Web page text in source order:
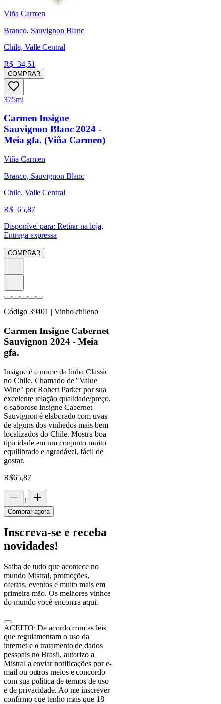
Viña Carmen
Branco, Sauvignon Blanc
Chile, Valle Central
R$ 34,51
COMPRAR
375ml
Carmen Insigne
Sauvignon Blanc 2024 -
Meia gfa. (Viña Carmen)
Viña Carmen
Branco, Sauvignon Blanc
Chile, Valle Central
R$ 65,87
Disponível para: Retirar na loja,
Entrega expressa
COMPRAR
Código 39401 | Vinho chileno
Carmen Insigne Cabernet
Sauvignon 2024 - Meia
gfa.
Insigne é o nome da linha Classic
no Chile. Chamado de "Value
Wine" por Robert Parker por sua
excelente relação qualidade/preço,
o saboroso Insigne Cabernet
Sauvignon é elaborado com uvas
de alguns dos vinhedos mais bem
localizados do Chile. Mostra boa
tipicidade em um conjunto muito
equilibrado e agradável, fácil de
gostar.
R$65,87
1
Comprar agora
Inscreva-se e receba
novidades!
Saiba de tudo que acontece no
mundo Mistral, promoções,
ofertas, eventos e muito mais em
primeira mão. Os melhores vinhos
do mundo você encontra aqui.
ACEITO: De acordo com as leis
que regulamentam o uso da
internet e o tratamento de dados
pessoais no Brasil, autorizo a
Mistral a enviar notificações por e-
mail ou outros meios e concordo
com sua política de termos de uso
e de privacidade. Ao me inscrever
confirmo que tenho mais que 18